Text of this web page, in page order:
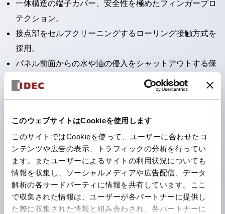
このウェブサイトはCookieを使用します
このサイトではCookieを使って、ユーザーに合わせたコ
ンテンツや広告の表示、トラフィックの分析を行ってい
ます。またユーザーによるサイトの利用状況についても
情報を収集し、ソーシャルメディアや広告配信、データ
解析の各サードパーティに情報を共有しています。ここ
で収集された情報は、ユーザーが各パートナーに提供し
た際に収集された情報と組み合わされ、各パートナーに
一体構造の端子カバー、安全性を極めたフィンガープロ
テクション。
接点部をセルフクリーニングするローリング接触方式を
採用。
パネル前面からの水や油の侵入をシャットアウトする保
護構造：IP65。（ただし2点押ボタンスイッチは
IP40）
の機能を1つのスイッチで可能にした2点押ボタンスイッ
チも完備。
ワールドワイドなニーズに対応する各種電圧を完備。
1つで6色の役をこなすLED球（LSRD球）。これまで色
ごとに分かれていたLED球を、1色のLED球で各色を表
現できるようにしました。